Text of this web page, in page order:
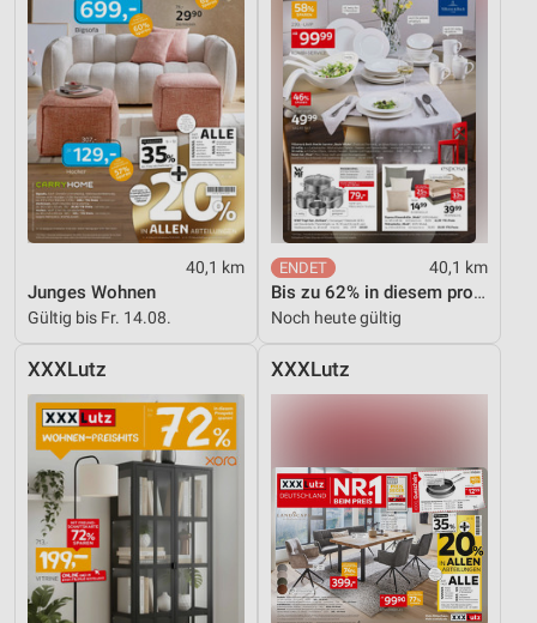
40,1 km
Junges Wohnen
Gültig bis Fr. 14.08.
40,1 km
Bis zu 62% in diesem prospekt
Noch heute gültig
XXXLutz XXXLutz